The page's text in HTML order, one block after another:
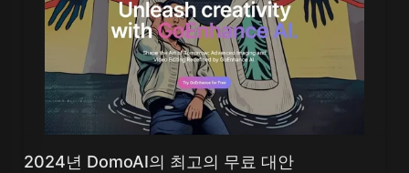
2024년 DomoAI의 최고의 무료 대안